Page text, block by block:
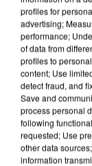
UN SECOND
INTERPELLÉ
profiles for
advertising;
performance;
of data from
profiles to
content; Use
detect fraud, and
Save and
process personal
following
requested; Use
other data
information